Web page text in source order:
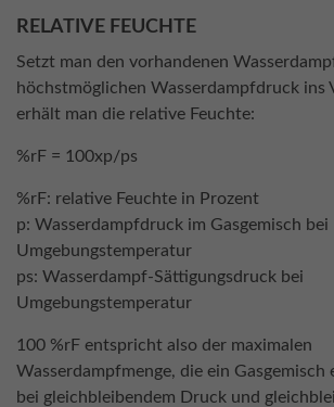
RELATIVE FEUCHTE
Setzt man den vorhandenen
höchstmöglichen Wasserdampfdruck ins
erhält man die relative Feuchte:
%rF = 100xp/ps
%rF: relative Feuchte in Prozent
p: Wasserdampfdruck im Gasgemisch bei
Umgebungstemperatur
ps: Wasserdampf-Sättigungsdruck bei
Umgebungstemperatur
100 %rF entspricht also der maximalen
Wasserdampfmenge, die ein Gasgemisch
bei gleichbleibendem Druck und